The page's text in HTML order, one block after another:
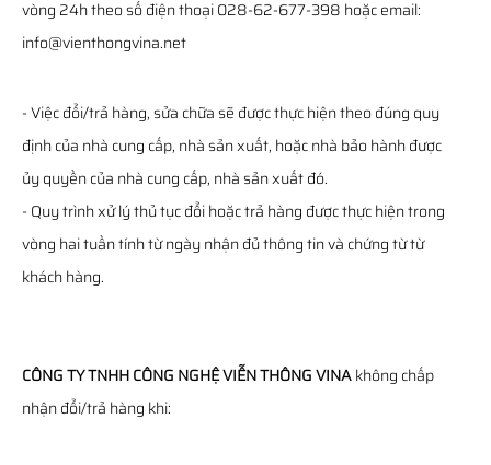
vòng 24h theo số điện thoại 028-62-677-398 hoặc email:
info@vienthongvina.net
- Việc đổi/trả hàng, sửa chữa sẽ được thực hiện theo đúng quy
định của nhà cung cấp, nhà sản xuất, hoặc nhà bảo hành được
ủy quyền của nhà cung cấp, nhà sản xuất đó.
- Quy trình xử lý thủ tục đổi hoặc trả hàng được thực hiện trong
vòng hai tuần tính từ ngày nhận đủ thông tin và chứng từ từ
khách hàng.
CÔNG TY TNHH CÔNG NGHỆ VIỄN THÔNG VINAkhông chấp
nhận đổi/trả hàng khi: